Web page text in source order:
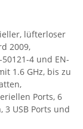
lüfterloser
2009,
4 und EN-
1.6 GHz, bis zu
Ports, 6
USB Ports und